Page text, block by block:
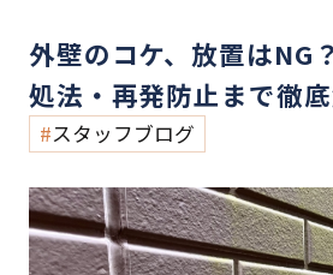
外壁のコケ、放置はNG
処法・再発防止まで徹底
スタッフブログ